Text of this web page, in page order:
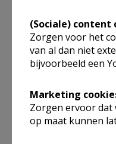
Heilig-Hartplein 9
9240 Zele
32 52 44 43 18
Google Maps
(Sociale) content
Zorgen voor het
van al dan niet
bijvoorbeeld een
Marketing
Zorgen ervoor dat
op maat kunnen